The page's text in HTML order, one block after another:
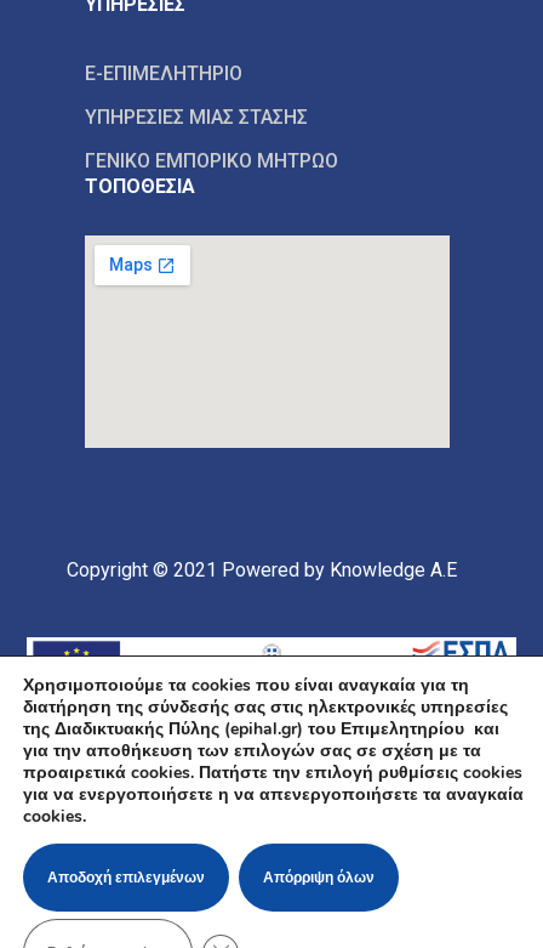
E-ΕΠΙΜΕΛΗΤΗΡΙΟ
ΥΠΗΡΕΣΙΕΣ ΜΙΑΣ ΣΤΑΣΗΣ
ΓΕΝΙΚΟ ΕΜΠΟΡΙΚΟ ΜΗΤΡΩΟ
ΤΟΠΟΘΕΣΙΑ
Copyright © 2021 Powered by Knowledge A.E
Υποέργο 1 Πράξης: «Ανάπτυξη και Αναβάθμιση
Ηλεκτρονικής Υποδομής και Ψηφιακών Υπηρεσιών του
Επιμελητηρίου Χαλκιδικής» Επιχειρησιακό Πρόγραμμα
«Κεντρική Μακεδονία» Συγχρηματοδοτείται από την
Ευρωπαϊκή Ένωση (Ευρωπαϊκό Ταμείο Περιφερειακής
Ανάπτυξης ΕΤΠΑ) και από εθνικούς πόρους μέσω του
ΠΔΕ
Χρησιμοποιούμε τα cookies που είναι αναγκαία για τη
διατήρηση της σύνδεσής σας στις ηλεκτρονικές υπηρεσίες
της Διαδικτυακής Πύλης (epihal.gr) του Επιμελητηρίου και
για την αποθήκευση των επιλογών σας σε σχέση με τα
προαιρετικά cookies. Πατήστε την επιλογή ρυθμίσεις cookies
για να ενεργοποιήσετε η να απενεργοποιήσετε τα αναγκαία
cookies.
Αποδοχή επιλεγμένων Απόρριψη όλων